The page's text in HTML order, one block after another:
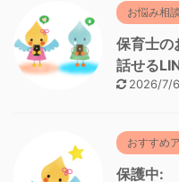
お悩み相談
保育士の
話せる
2026/7/6
おすすめ
保護中: